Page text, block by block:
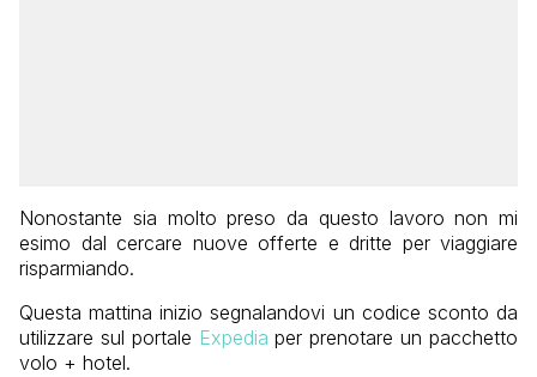
Nonostante sia molto preso da questo lavoro non mi
esimo dal cercare nuove offerte e dritte per viaggiare
risparmiando.
Questa mattina inizio segnalandovi un codice sconto da
utilizzare sul portale Expedia per prenotare un pacchetto
volo + hotel.